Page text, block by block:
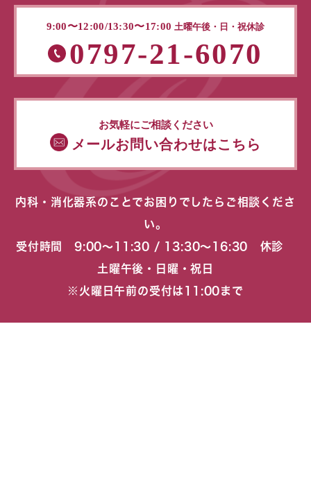
9:00〜12:00/13:30〜17:00 土曜午後・日・祝休診
0797-21-6070
お気軽にご相談ください
メールお問い合わせはこちら
内科・消化器系のことでお困りでしたらご相談くださ
い。
受付時間 9:00〜11:30 / 13:30〜16:30 休診
土曜午後・日曜・祝日
※火曜日午前の受付は11:00まで